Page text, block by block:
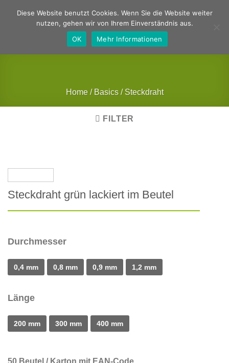
Home / Basics / Steckdraht
FILTER
Steckdraht grün lackiert im Beutel
Durchmesser
0,4 mm 0,8 mm 0,9 mm 1,2 mm
Länge
200 mm 300 mm 400 mm
50 Beutel / Karton mit EAN-Code
Diese Website benutzt Cookies. Wenn Sie die Website weiter
nutzen, gehen wir von Ihrem Einverständnis aus.
OK
Mehr Informationen